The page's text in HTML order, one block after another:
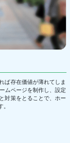
ば存在価値が薄れてしま
ムページを制作し、設定
対策をとることで、ホー